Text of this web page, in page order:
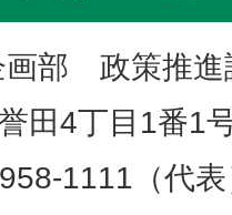
画部 政策推進
田4丁目1番1
1111（代